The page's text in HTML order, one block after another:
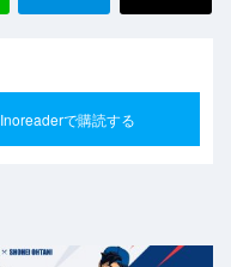
Inoreaderで購読する